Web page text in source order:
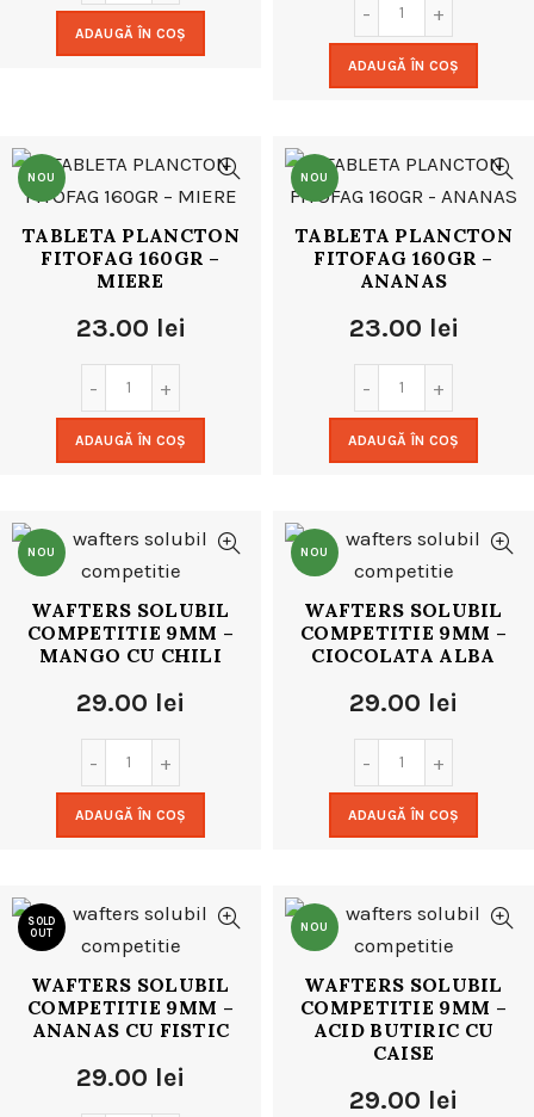
ADAUGĂ ÎN COȘ
ADAUGĂ ÎN COȘ
NOU
TABLETA PLANCTON
FITOFAG 160GR –
MIERE
23.00 lei
ADAUGĂ ÎN COȘ
NOU
TABLETA PLANCTON
FITOFAG 160GR –
ANANAS
23.00 lei
ADAUGĂ ÎN COȘ
NOU
WAFTERS SOLUBIL
COMPETITIE 9MM –
MANGO CU CHILI
29.00 lei
ADAUGĂ ÎN COȘ
NOU
WAFTERS SOLUBIL
COMPETITIE 9MM –
CIOCOLATA ALBA
29.00 lei
ADAUGĂ ÎN COȘ
SOLD
OUT
NOU
WAFTERS SOLUBIL
COMPETITIE 9MM –
ANANAS CU FISTIC
29.00 lei
NOU
WAFTERS SOLUBIL
COMPETITIE 9MM –
ACID BUTIRIC CU
CAISE
29.00 lei